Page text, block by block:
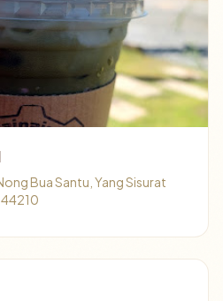
Bua Santu, Yang Sisurat